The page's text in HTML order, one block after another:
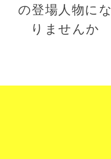
の登場人物にな
りませんか